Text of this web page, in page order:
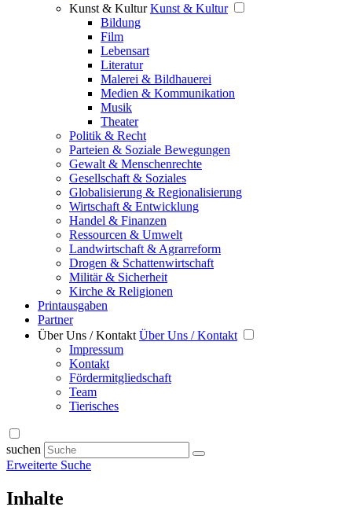
Kunst & Kultur Kunst & Kultur
Bildung
Film
Lebensart
Literatur
Malerei & Bildhauerei
Medien & Kommunikation
Musik
Theater
Politik & Recht
Parteien & Soziale Bewegungen
Gewalt & Menschenrechte
Gesellschaft & Soziales
Globalisierung & Regionalisierung
Wirtschaft & Entwicklung
Handel & Finanzen
Ressourcen & Umwelt
Landwirtschaft & Agrarreform
Drogen & Schattenwirtschaft
Militär & Sicherheit
Kirche & Religionen
Printausgaben
Partner
Über Uns / Kontakt Über Uns / Kontakt
Impressum
Kontakt
Fördermitgliedschaft
Team
Tierisches
suchen
Erweiterte Suche
Inhalte